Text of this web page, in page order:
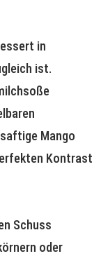
in
ist.
Mango
Kontrast
Schuss
oder